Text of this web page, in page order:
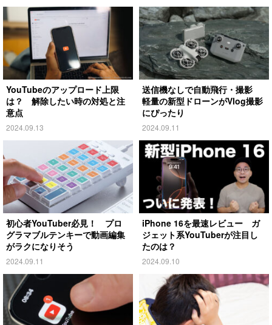
YouTubeのアップロード上限
は？ 解除したい時の対処と注
意点
2024.09.13
送信機なしで自動飛行・撮影
軽量の新型ドローンがVlog撮影
にぴったり
2024.09.11
初心者YouTuber必見！ プロ
グラマブルテンキーで動画編集
がラクになりそう
2024.09.11
iPhone 16を最速レビュー ガ
ジェット系YouTuberが注目し
たのは？
2024.09.10